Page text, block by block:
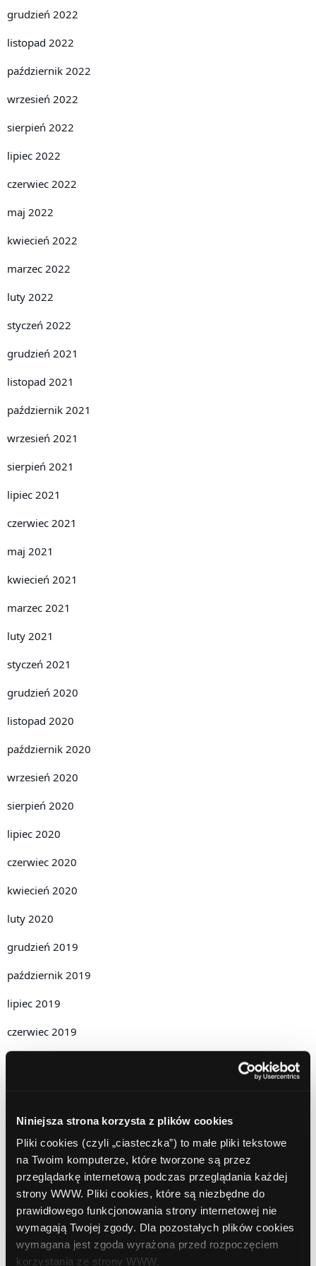
Niniejsza strona korzysta z plików cookies
Pliki cookies (czyli „ciasteczka”) to małe pliki tekstowe
na Twoim komputerze, które tworzone są przez
przeglądarkę internetową podczas przeglądania każdej
strony WWW. Pliki cookies, które są niezbędne do
prawidłowego funkcjonowania strony internetowej nie
wymagają Twojej zgody. Dla pozostałych plików cookies
wymagana jest zgoda wyrażona przed rozpoczęciem
korzystania ze strony WWW.
grudzień 2022
listopad 2022
październik 2022
wrzesień 2022
sierpień 2022
lipiec 2022
czerwiec 2022
maj 2022
kwiecień 2022
marzec 2022
luty 2022
styczeń 2022
grudzień 2021
listopad 2021
październik 2021
wrzesień 2021
sierpień 2021
lipiec 2021
czerwiec 2021
maj 2021
kwiecień 2021
marzec 2021
luty 2021
styczeń 2021
grudzień 2020
listopad 2020
październik 2020
wrzesień 2020
sierpień 2020
lipiec 2020
czerwiec 2020
kwiecień 2020
luty 2020
grudzień 2019
październik 2019
lipiec 2019
czerwiec 2019
grudzień 2018
listopad 2018
październik 2018
wrzesień 2018
sierpień 2018
lipiec 2018